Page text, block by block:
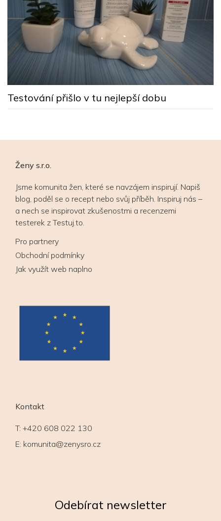
Testování přišlo v tu nejlepší dobu
Ženy s.r.o.
Jsme komunita žen, které se navzájem inspirují. Napiš
blog, poděl se o recept nebo svůj příběh. Inspiruj nás –
a nech se inspirovat zkušenostmi a recenzemi
testerek z Testuj.to.
Pro partnery
Obchodní podmínky
Jak využít web naplno
Kontakt
T: +420 608 022 130
E: komunita@zenysro.cz
Odebírat newsletter